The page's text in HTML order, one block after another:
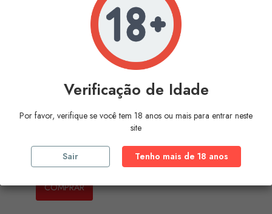
Preço
3,04 €
COMPRAR
Verificação de Idade
Por favor, verifique se você tem 18 anos ou mais para entrar neste
site
Sair Tenho mais de 18 anos